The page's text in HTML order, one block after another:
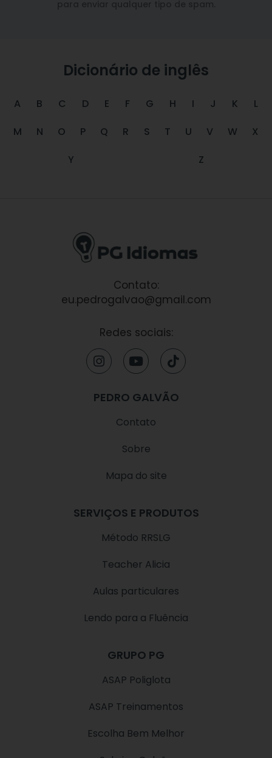
Dicionário de inglês
A B C D E F G H I J K
L
M
N O P Q R S T U V W
X
Y
Z
Contato:
eu.pedrogalvao@gmail.com
Redes sociais:
I
n
t
a
Y
o
t
u
b
T
i
t
o
PEDRO GALVÃO
Contato
Sobre
Mapa do site
SERVIÇOS E PRODUTOS
Método RRSLG
Teacher Alicia
Aulas particulares
Lendo para a Fluência
GRUPO PG
ASAP Poliglota
ASAP Treinamentos
Escolha Bem Melhor